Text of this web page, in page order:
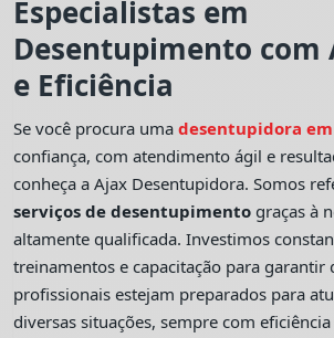
Especialistas em
Desentupimento com
e Eficiência
Se você procura umadesentupidora em
confiança, com atendimento ágil e
conheça a Ajax Desentupidora. Somos
serviços de desentupimento graças à
altamente qualificada. Investimos
treinamentos e capacitação para garantir
profissionais estejam preparados para
diversas situações, sempre com